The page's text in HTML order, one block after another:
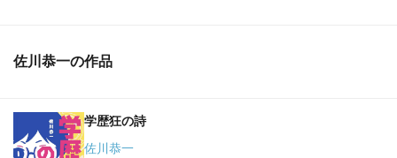
佐川恭一の作品
学歴狂の詩
佐川恭一